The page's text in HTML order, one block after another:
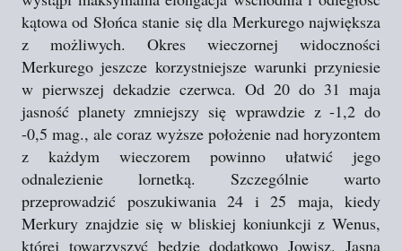
kątowa od Słońca stanie się dla Merkurego największa
z możliwych. Okres wieczornej widoczności
Merkurego jeszcze korzystniejsze warunki przyniesie
w pierwszej dekadzie czerwca. Od 20 do 31 maja
jasność planety zmniejszy się wprawdzie z -1,2 do
-0,5 mag., ale coraz wyższe położenie nad horyzontem
z każdym wieczorem powinno ułatwić jego
odnalezienie lornetką. Szczególnie warto
przeprowadzić poszukiwania 24 i 25 maja, kiedy
Merkury znajdzie się w bliskiej koniunkcji z Wenus,
której towarzyszyć będzie dodatkowo Jowisz. Jasna